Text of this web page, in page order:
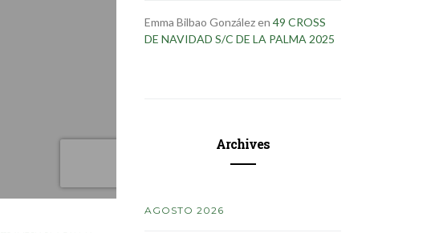
Emma Bilbao Gonzálezen 49 CROSS
DE NAVIDAD S/C DE LA PALMA 2025
Archives
AGOSTO 2026